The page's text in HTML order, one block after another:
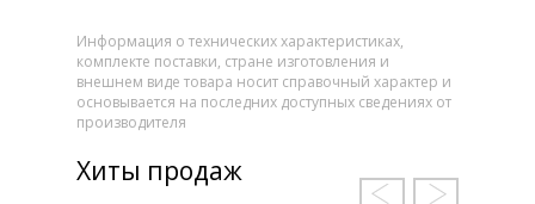
Информация о технических характеристиках,
комплекте поставки, стране изготовления и
внешнем виде товара носит справочный характер и
основывается на последних доступных сведениях от
производителя
Хиты продаж